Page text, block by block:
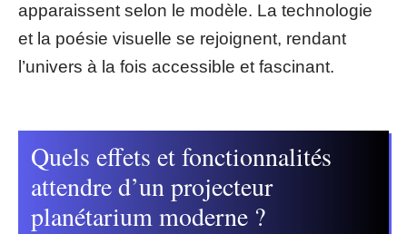
apparaissent selon le modèle. La technologie
et la poésie visuelle se rejoignent, rendant
l’univers à la fois accessible et fascinant.
Quels effets et fonctionnalités
attendre d’un projecteur
planétarium moderne ?